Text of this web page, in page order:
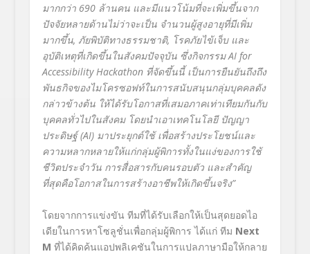
มากกว่า 690 ล้านคน และมีแนวโน้มที่จะเพิ่มขึ้นจาก
ปัจจัยหลายด้านไม่ว่าจะเป็น จำนวนผู้สูงอายุที่มีเพิ่ม
มากขึ้น, ภัยพิบัติทางธรรมชาติ, โรคภัยไข้เจ็บ และ
อุบัติเหตุที่เกิดขึ้นในสังคมปัจจุบัน ซึ่งกิจกรรมAI for
Accessibility Hackathon ที่จัดขึ้นนี้ เป็นการยืนยันถึงถึง
พันธกิจของไมโครซอฟท์ในการสนับสนุนกลุ่มบุคคลดัง
กล่าวข้างต้น ให้ได้รับโอกาสที่เสมอภาคเท่าเทียมกันกับ
บุคคลทั่วไปในสังคม โดยนำเอาเทคโนโลยี ปัญญา
ประดิษฐ์(AI) มาประยุกต์ใช้ เพื่อสร้างประโยชน์และ
ความหลากหลายให้แก่กลุ่มผู้พิการทั้งในแง่ของการใช้
ชีวิตประจำวัน การสื่อสารกับคนรอบตัว และสำคัญ
ที่สุดคือโอกาสในการสร้างอาชีพให้เกิดขึ้นจริง”
โดยจากการแข่งขัน ทีมที่ได้รับเลือกให้เป็นสุดยอดไอ
เดียในการหาโซลูชั่นเพื่อกลุ่มผู้พิการ ได้แก่ ทีม Next
M ที่ได้คิดค้นแอปพลิเคชันในการแปลภาษามือให้กลาย